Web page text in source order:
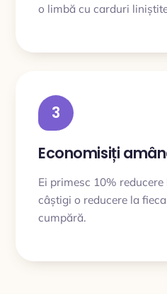
o limbă cu carduri
3
Economisiți
Ei primesc 10%
câștigi o reducere la
cumpără.